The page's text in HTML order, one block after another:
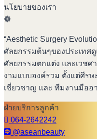
นโยบายของเรา
“Aesthetic Surgery
ศัลยกรรมต้นๆของประเท
ศัลยกรรมตกแต่ง และเวช
งามแบบองค์รวม ตั้งแต่ศีรษ
เชี่ยวชาญ และ ทีมงานมืออ
ฝ่ายบริการลูกค้า
064-2642242
@aseanbeauty